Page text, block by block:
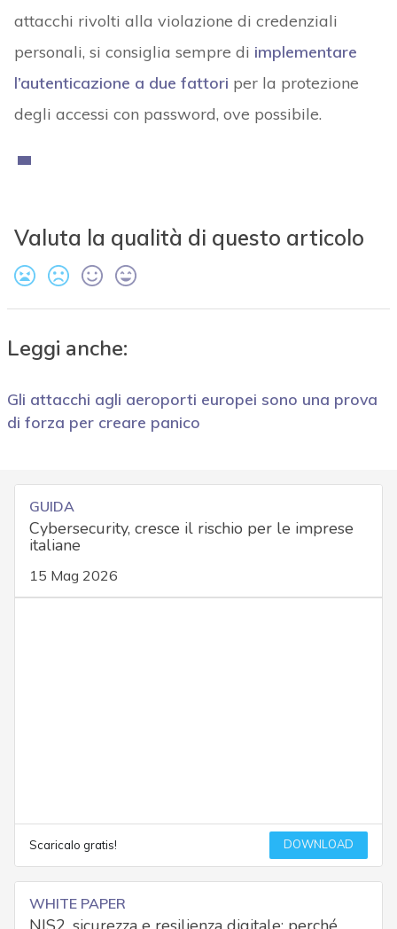
attacchi rivolti alla violazione di credenziali
personali, si consiglia sempre di implementare
l’autenticazione a due fattori per la protezione
degli accessi con password, ove possibile.
Valuta la qualità di questo articolo
Leggi anche:
Gli attacchi agli aeroporti europei sono una prova
di forza per creare panico
GUIDA
Cybersecurity, cresce il rischio per le imprese
italiane
15 Mag 2026
Scaricalo gratis! DOWNLOAD
WHITE PAPER